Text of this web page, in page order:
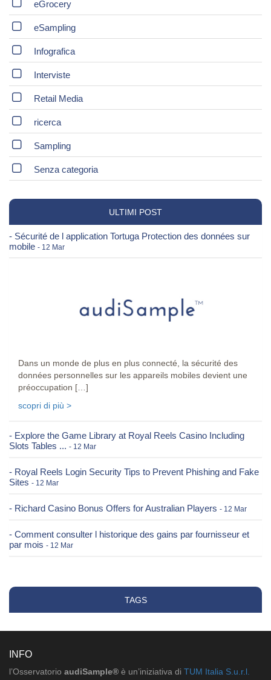
eGrocery
eSampling
Infografica
Interviste
Retail Media
ricerca
Sampling
Senza categoria
ULTIMI POST
- Sécurité de l application Tortuga Protection des données sur
mobile - 12 Mar
Dans un monde de plus en plus connecté, la sécurité des
données personnelles sur les appareils mobiles devient une
préoccupation […]
scopri di più >
- Explore the Game Library at Royal Reels Casino Including
Slots Tables ... - 12 Mar
- Royal Reels Login Security Tips to Prevent Phishing and Fake
Sites - 12 Mar
- Richard Casino Bonus Offers for Australian Players - 12 Mar
- Comment consulter l historique des gains par fournisseur et
par mois - 12 Mar
TAGS
INFO
l’Osservatorio audiSample® è un’iniziativa di TUM Italia S.u.r.l.